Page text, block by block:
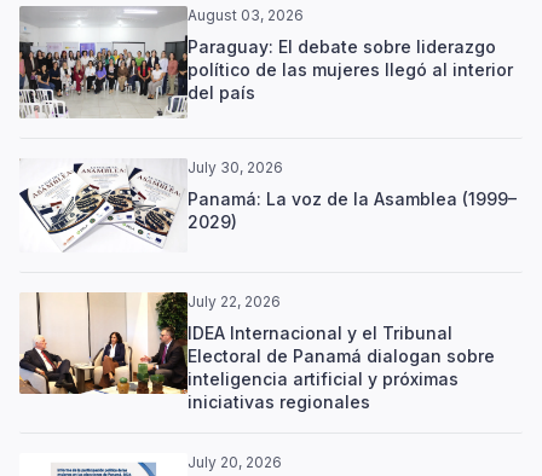
August 03, 2026
Paraguay: El debate sobre liderazgo
político de las mujeres llegó al interior
del país
July 30, 2026
Panamá: La voz de la Asamblea (1999–
2029)
July 22, 2026
IDEA Internacional y el Tribunal
Electoral de Panamá dialogan sobre
inteligencia artificial y próximas
iniciativas regionales
July 20, 2026